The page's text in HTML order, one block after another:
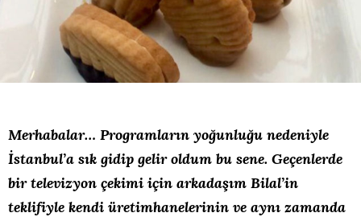
Merhabalar… Programların yoğunluğu nedeniyle
İstanbul’a sık gidip gelir oldum bu sene. Geçenlerde
bir televizyon çekimi için arkadaşım Bilal’in
teklifiyle kendi üretimhanelerinin ve aynı zamanda